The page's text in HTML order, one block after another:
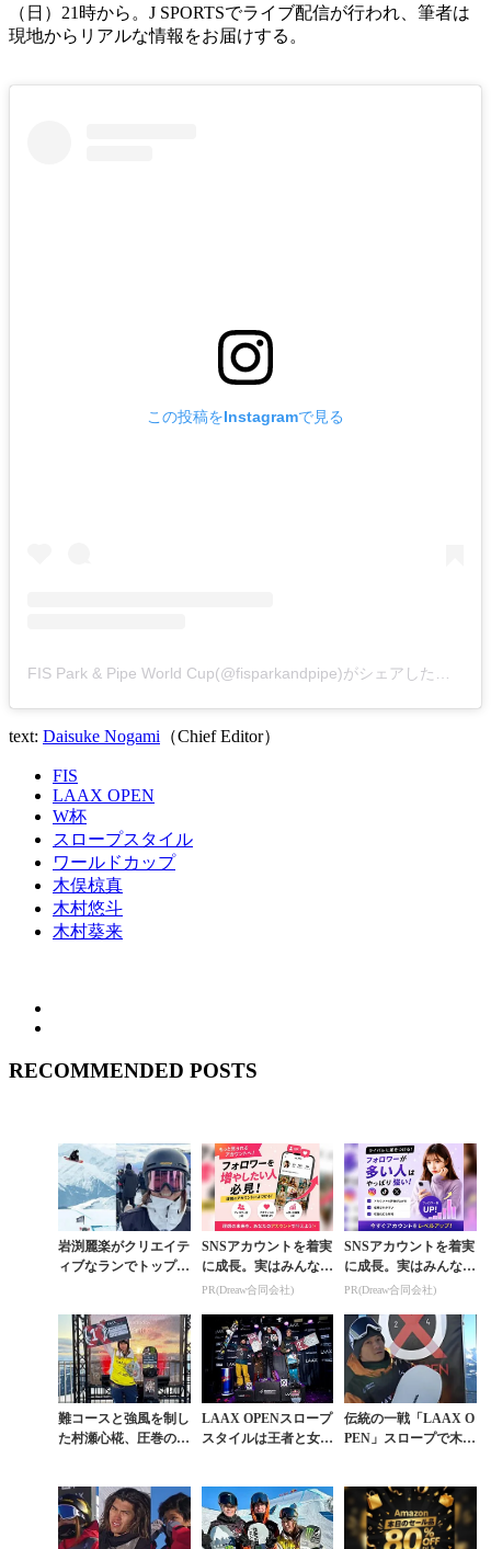
（日）21時から。J SPORTSでライブ配信が行われ、筆者は
現地からリアルな情報をお届けする。
この投稿をInstagramで見る
text: Daisuke Nogami （Chief Editor）
FIS
LAAX OPEN
W杯
スロープスタイル
ワールドカップ
木俣椋真
木村悠斗
木村葵来
RECOMMENDED POSTS
岩渕麗楽がクリエイテ
ィブなランでトップ通
「LAAX OPEN...
SNSアカウントを着実
に成長。実はみんなコ
コ使ってます。
PR(Dreaw合同会社)
SNSアカウントを着実
に成長。実はみんなコ
コ使ってます。
PR(Dreaw合同会社)
難コースと強風を制し
た村瀬心椛、圧巻の滑
OPEN」スロー...
LAAX OPENスロープ
スタイルは王者と女王
伝統の一戦「LAAX O
PEN」スロープで木俣
挑む